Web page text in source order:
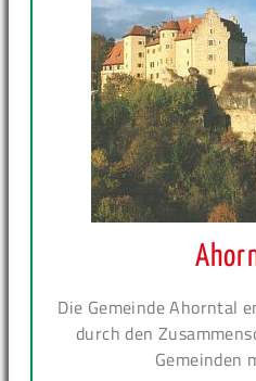
Die Gemeinde Ahorntal
durch den
Gemeinden